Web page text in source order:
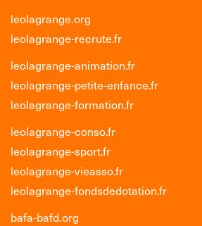
leolagrange.org
leolagrange-recrute.fr
leolagrange-animation.fr
leolagrange-petite-enfance.fr
leolagrange-formation.fr
leolagrange-conso.fr
leolagrange-sport.fr
leolagrange-vieasso.fr
leolagrange-fondsdedotation.fr
bafa-bafd.org